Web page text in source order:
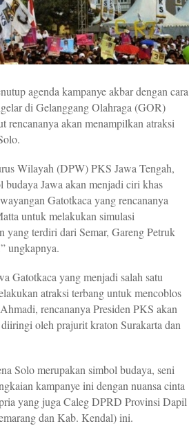
agenda kampanye akbar dengan cara
di Gelanggang Olahraga (GOR)
akan menampilkan atraksi
Wilayah (DPW) PKS Jawa Tengah,
Jawa akan menjadi ciri khas
Gatotkaca yang rencananya
untuk melakukan simulasi
yang terdiri dari Semar, Gareng Petruk
ungkapnya.
Gatotkaca yang menjadi salah satu
atraksi terbang untuk mencoblos
rencananya Presiden PKS akan
oleh prajurit kraton Surakarta dan
Solo merupakan simbol budaya, seni
kampanye ini dengan nuansa cinta
yang juga Caleg DPRD Provinsi Dapil
dan Kab. Kendal) ini.